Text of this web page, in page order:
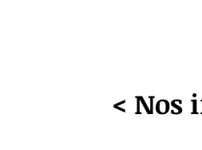
< Nos